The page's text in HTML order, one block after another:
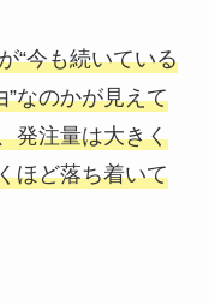
“今も続いている
”なのかが見えて
発注量は大きく
ほど落ち着いて